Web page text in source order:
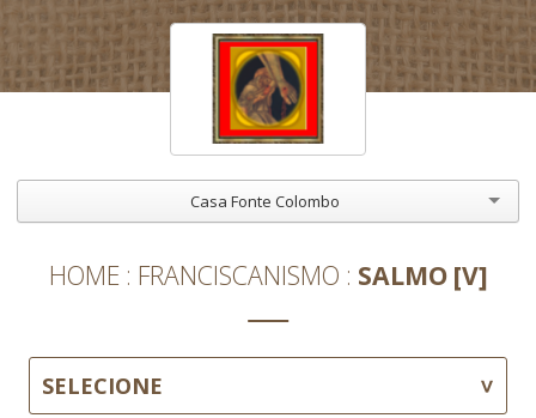
Casa Fonte Colombo
HOME FRANCISCANISMO SALMO [V]
SELECIONE